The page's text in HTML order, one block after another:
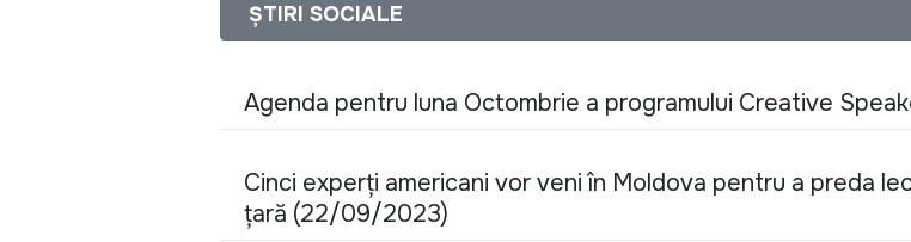
ȘTIRI SOCIALE
Agenda pentru luna Octombrie a programului Creative
Cinci experți americani vor veni în Moldova pentru a preda
țară (22/09/2023)